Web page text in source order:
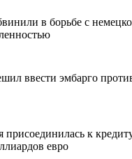
в борьбе с
ввести эмбарго
присоединилась к
евро